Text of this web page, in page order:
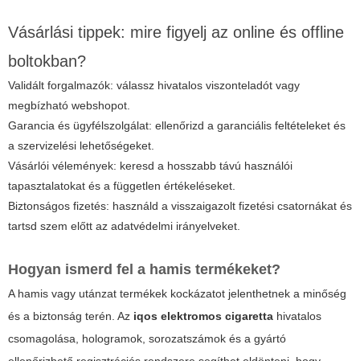
Vásárlási tippek: mire figyelj az online és offline
boltokban?
Validált forgalmazók: válassz hivatalos viszonteladót vagy
megbízható webshopot.
Garancia és ügyfélszolgálat: ellenőrizd a garanciális feltételeket és
a szervizelési lehetőségeket.
Vásárlói vélemények: keresd a hosszabb távú használói
tapasztalatokat és a független értékeléseket.
Biztonságos fizetés: használd a visszaigazolt fizetési csatornákat és
tartsd szem előtt az adatvédelmi irányelveket.
Hogyan ismerd fel a hamis termékeket?
A hamis vagy utánzat termékek kockázatot jelenthetnek a minőség
és a biztonság terén. Az iqos elektromos cigaretta hivatalos
csomagolása, hologramok, sorozatszámok és a gyártó